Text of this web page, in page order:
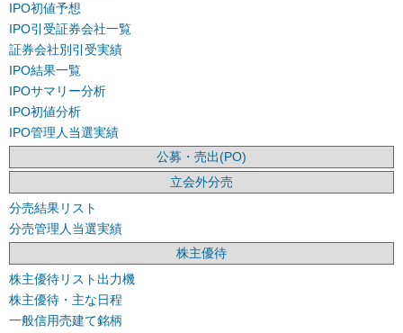
IPO初値予想
IPO引受証券会社一覧
証券会社別引受実績
IPO結果一覧
IPOサマリー分析
IPO初値分析
IPO管理人当選実績
公募・売出(PO)
立会外分売
分売結果リスト
分売管理人当選実績
株主優待
株主優待リスト出力機
株主優待・主な日程
一般信用売建て銘柄